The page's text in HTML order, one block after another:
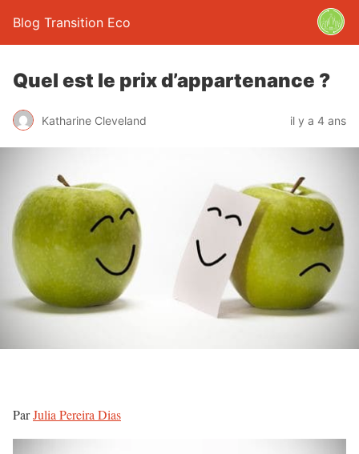
Blog Transition Eco
Quel est le prix d’appartenance ?
Katharine Cleveland il y a 4 ans
ParJulia Pereira Dias